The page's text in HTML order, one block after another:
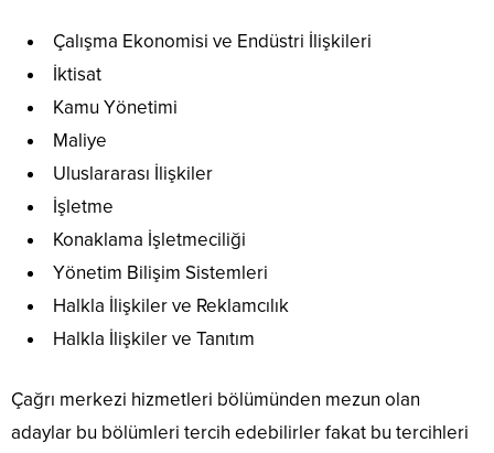
Çalışma Ekonomisi ve Endüstri İlişkileri
İktisat
Kamu Yönetimi
Maliye
Uluslararası İlişkiler
İşletme
Konaklama İşletmeciliği
Yönetim Bilişim Sistemleri
Halkla İlişkiler ve Reklamcılık
Halkla İlişkiler ve Tanıtım
Çağrı merkezi hizmetleri bölümünden mezun olan
adaylar bu bölümleri tercih edebilirler fakat bu tercihleri